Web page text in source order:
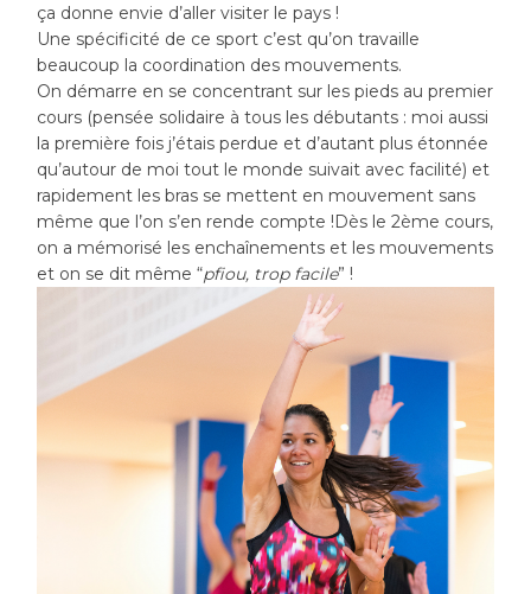
ça donne envie d’aller visiter le pays !
Une spécificité de ce sport c’est qu’on travaille
beaucoup la coordination des mouvements.
On démarre en se concentrant sur les pieds au premier
cours (pensée solidaire à tous les débutants : moi aussi
la première fois j’étais perdue et d’autant plus étonnée
qu’autour de moi tout le monde suivait avec facilité) et
rapidement les bras se mettent en mouvement sans
même que l’on s’en rende compte !Dès le 2ème cours,
on a mémorisé les enchaînements et les mouvements
et on se dit même “pfiou, trop facile” !